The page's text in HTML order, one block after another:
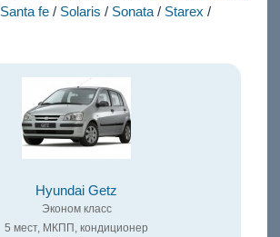
Santa fe/ Solaris / Sonata/ Starex /
Hyundai Getz
Эконом класс
5 мест, МКПП, кондиционер